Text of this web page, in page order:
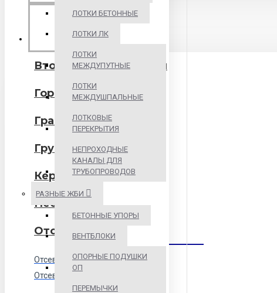
МАТЕРИАЛЫ
Вторичные материалы
Горная порода
Гравий
Грунт
Керамзит
Песок
Отсев
Отсев гранитный
Отсев известняковый
ЛОТКИ БЕТОННЫЕ
ЛОТКИ ЛК
ЛОТКИ
МЕЖДУПУТНЫЕ
ЛОТКИ
МЕЖДУШПАЛЬНЫЕ
ЛОТКОВЫЕ
ПЕРЕКРЫТИЯ
НЕПРОХОДНЫЕ
КАНАЛЫ ДЛЯ
ТРУБОПРОВОДОВ
РАЗНЫЕ ЖБИ
БЕТОННЫЕ УПОРЫ
ВЕНТБЛОКИ
ОПОРНЫЕ ПОДУШКИ
ОП
ПЕРЕМЫЧКИ